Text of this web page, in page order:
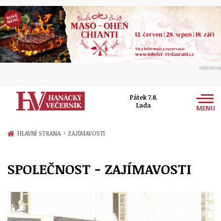
reklama
Pátek 7.8.
Lada
MENU
Zprávy
Přerov
Politika
Ekonomika
Kultura
Hudba
Společnost
Ženy
Sport
HLAVNÍ STRANA › ZAJÍMAVOSTI
SPOLEČNOST - ZAJÍMAVOSTI